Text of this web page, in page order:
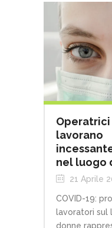
lavorano
nel luogo
21 Aprile
COVID-19:
lavoratori sul
donne